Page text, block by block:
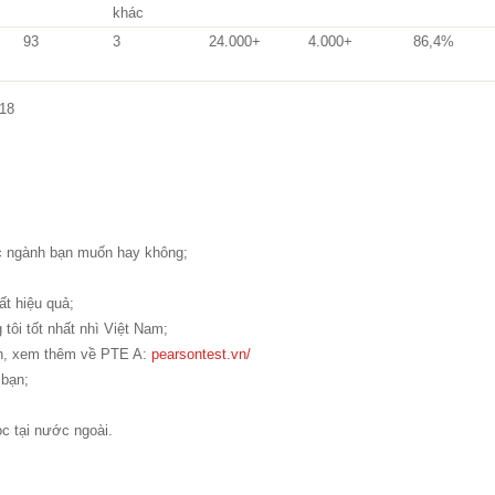
khác
93
3 24.000+ 4.000+ 86,4%
bạn muốn hay không;
hiệu quả;
tốt nhất nhì Việt Nam;
xem thêm về PTE A: pearsontest.vn/
tại nước ngoài.